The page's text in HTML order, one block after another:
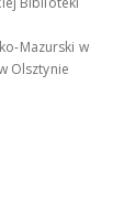
Mazurski w
Olsztynie